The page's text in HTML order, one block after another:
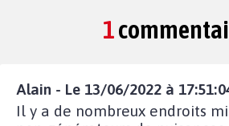
1
Alain - Le 13/06/2022 à
Il y a de nombreux endroits